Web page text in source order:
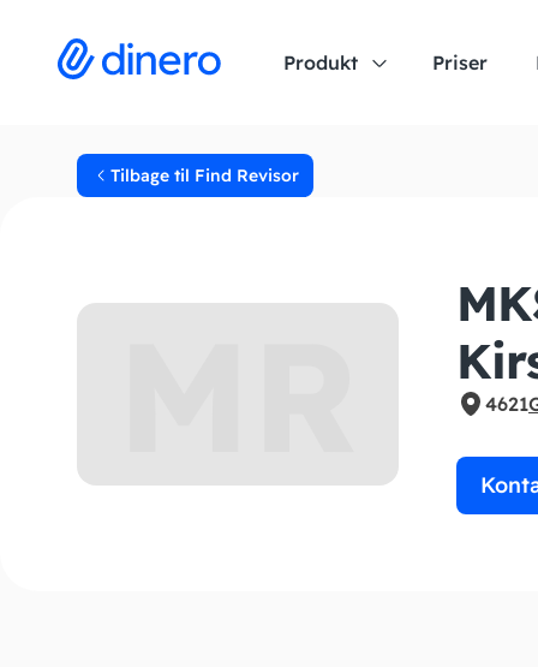
Produkt Priser
Tilbage til Find Revisor
4621